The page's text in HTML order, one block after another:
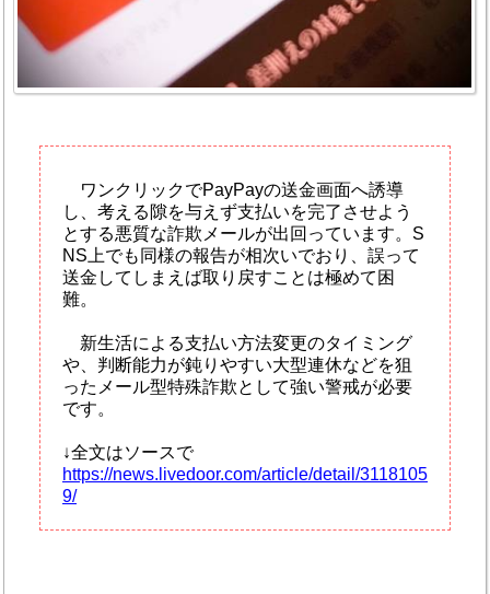
ワンクリックでPayPayの送金画面へ誘導
し、考える隙を与えず支払いを完了させよう
とする悪質な詐欺メールが出回っています。S
NS上でも同様の報告が相次いでおり、誤って
送金してしまえば取り戻すことは極めて困
難。
新生活による支払い方法変更のタイミング
や、判断能力が鈍りやすい大型連休などを狙
ったメール型特殊詐欺として強い警戒が必要
です。
↓全文はソースで
https://news.livedoor.com/article/detail/3118105
9/